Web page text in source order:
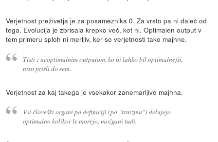
Verjetnost preživetja je za posameznika 0. Za vrsto pa ni daleč od
tega. Evolucija je zbrisala krepko več, kot ni. Optimalen output v
tem primeru sploh ni merljiv, ker so verjetnosti tako majhne.
Tisti z neoptimalnim outputom, ko bi lahko bil optimalnejši,
niso prišli do sem.
Verjetnost za kaj takega je vsekakor zanemarljivo majhna.
Vsi človeški organi po definiciji (po "truizmu") delujejo
optimalno kolikor le morejo, možgani tudi.